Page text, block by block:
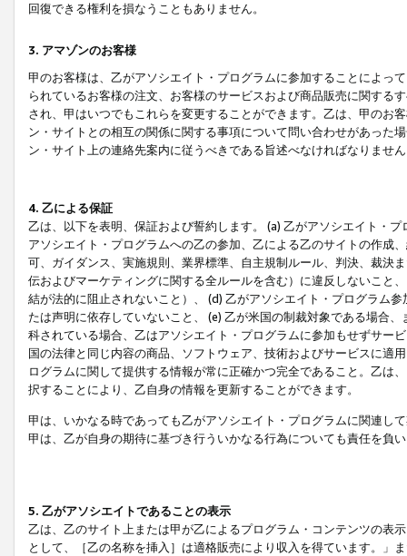
回復できる権利を損なうこともありません。
3. アマゾンのお客様
甲のお客様は、乙がアソシエイト・プログラムに参加することによっ
られているお客様の注文、お客様のサービスおよび商品販売に関する
され、甲はいつでもこれらを変更することができます。乙は、甲のお
ン・サイトとの相互の関係に関する事項について問い合わせがあった
ン・サイト上の連絡先案内に従うべきである旨述べなければなりませ
4. 乙による保証
乙は、以下を表明、保証および誓約します。 (a) 乙がアソシエイト・
アソシエイト・プログラムへの乙の参加、乙による乙のサイトの作成
可、ガイダンス、実施規則、業界標準、自主規制ルール、判決、裁決
伝およびマーケティングに関する全ルールを含む）に違反しないこと
結が法的に阻止されないこと）、 (d) 乙がアソシエイト・プログラム
たは声明に依存していないこと、 (e) 乙が米国の制裁対象である場合
科されている場合、乙はアソシエイト・プログラムに参加もせずサー
国の法律と同じ内容の商品、ソフトウェア、技術およびサービスに適
ログラムに関して提供する情報が常に正確かつ完全であること。乙は
択することにより、乙自身の情報を更新することができます。
甲は、いかなる時であっても乙がアソシエイト・プログラムに関連し
甲は、乙が自身の期待に基づき行ういかなる行為についても責任を負
5. 乙がアソシエイトであることの表示
乙は、乙のサイト上または甲が乙によるプログラム・コンテンツの表
として、［乙の名称を挿入］は適格販売により収入を得ています。」